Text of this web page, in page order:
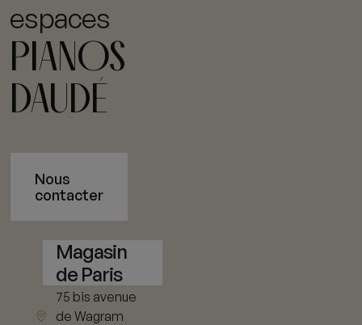
espaces
PIANOS
DAUDÉ
Nous
contacter
Magasin
de Paris
75 bis avenue
de Wagram